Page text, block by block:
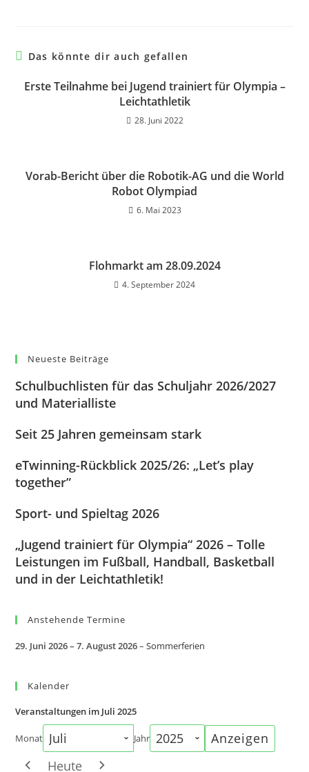
Das könnte dir auch gefallen
Erste Teilnahme bei Jugend trainiert für Olympia –
Leichtathletik
28. Juni 2022
Vorab-Bericht über die Robotik-AG und die World
Robot Olympiad
6. Mai 2023
Flohmarkt am 28.09.2024
4. September 2024
Neueste Beiträge
Schulbuchlisten für das Schuljahr 2026/2027
und Materialliste
Seit 25 Jahren gemeinsam stark
eTwinning-Rückblick 2025/26: „Let’s play
together”
Sport- und Spieltag 2026
„Jugend trainiert für Olympia“ 2026 – Tolle
Leistungen im Fußball, Handball, Basketball
und in der Leichtathletik!
Anstehende Termine
29. Juni 2026– 7. August 2026–Sommerferien
Kalender
Veranstaltungen im Juli 2025
Monat Jahr
Heute